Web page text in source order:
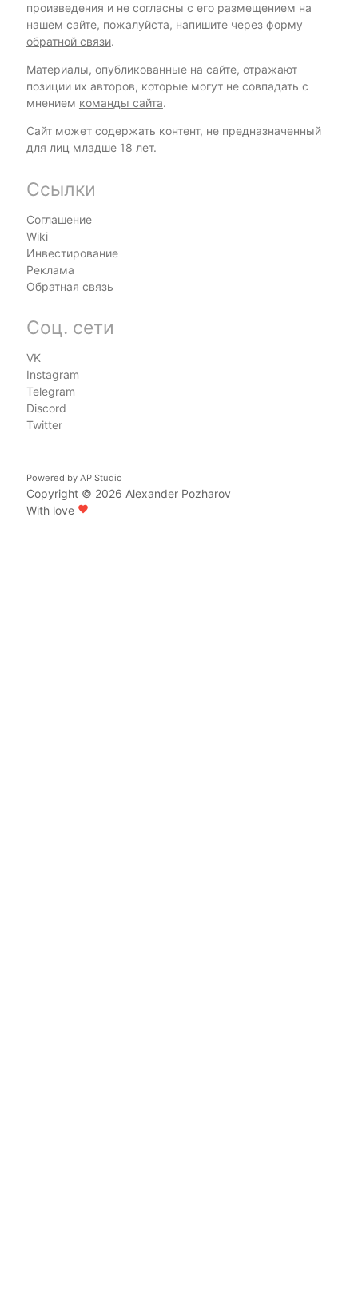
произведения и не согласны с его размещением на
нашем сайте, пожалуйста, напишите через форму
обратной связи.
Материалы, опубликованные на сайте, отражают
позиции их авторов, которые могут не совпадать с
мнением команды сайта.
Сайт может содержать контент, не предназначенный
для лиц младше 18 лет.
Ссылки
Соглашение
Wiki
Инвестирование
Реклама
Обратная связь
Соц. сети
VK
Instagram
Telegram
Discord
Twitter
Powered by AP Studio
Copyright © 2026 Alexander Pozharov
With love favorite